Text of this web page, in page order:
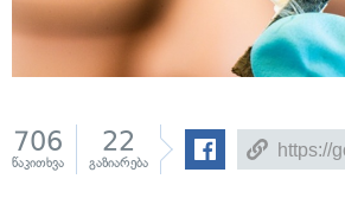
706
წაკითხვა
22
გაზიარება